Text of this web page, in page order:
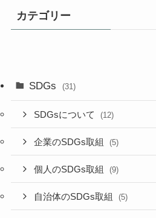
カテゴリー
SDGs (31)
SDGsについて (12)
企業のSDGs取組 (5)
個人のSDGs取組 (9)
自治体のSDGs取組 (5)